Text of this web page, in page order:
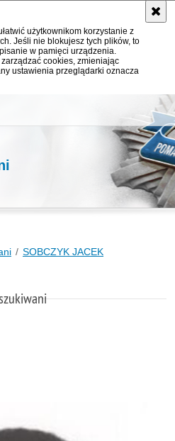
użytkownikom korzystanie z
Jeśli nie blokujesz tych plików, to
w pamięci urządzenia.
cookies, zmieniając
ustawienia przeglądarki oznacza
SOBCZYK JACEK